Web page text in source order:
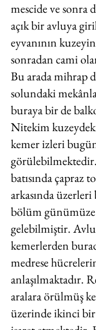
mescide ve sonra
açık bir avluya
eyvanının
sonradan cami
Bu arada mihrap
solundaki
buraya bir de
Nitekim
kemer izleri
batısında çapraz
arkasında
bölüm
gelebilmiştir.
kemerlerden
medrese
anlaşılmaktadır.
aralara örülmüş
üzerinde ikinci